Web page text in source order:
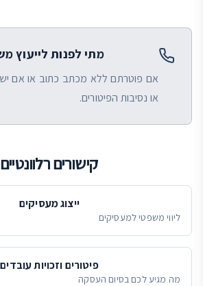
מתי לפנות לייעוץ
אם פוטרתם ללא מכתב כתוב או אם
או נסיבות הפיטורים.
קישורים רלוונטיים
ייצוג מעסיקים
ליווי משפטי למעסיקים
פיטורים וזכויות עובדים
מה מגיע לכם בסיום העסקה